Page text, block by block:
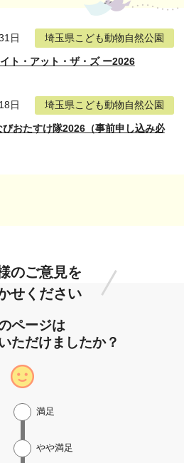
日 埼玉県こども動物自然公園
ト・アット・ザ・ズ ー2026
日 埼玉県こども動物自然公園
びおたすけ隊2026（事前申し込み必
のご意見を
せください
ページは
ただけましたか？
やや満足
満足